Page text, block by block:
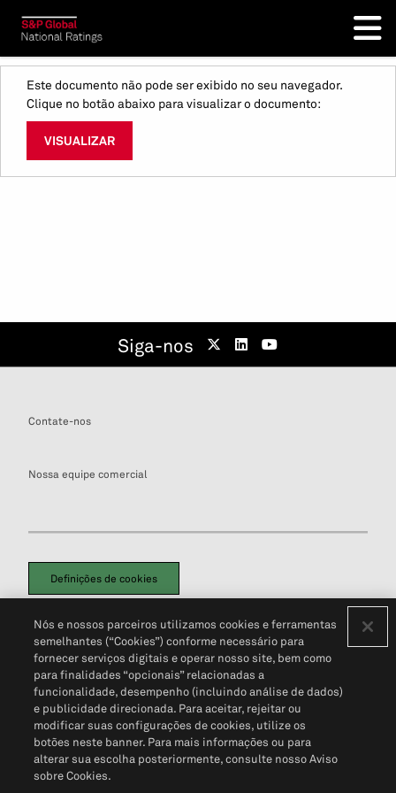
Este documento não pode ser exibido no seu navegador.
Clique no botão abaixo para visualizar o documento:
VISUALIZAR
Siga-nos
Contate-nos
Nossa equipe comercial
Definições de cookies
Política de PrivacidadePortal de privacidade do cliente (em inglês)
Não Venda Minhas Informações Pessoais© 2026 S&P Global
Nós e nossos parceiros utilizamos cookies e ferramentas
semelhantes (“Cookies”) conforme necessário para
fornecer serviços digitais e operar nosso site, bem como
para finalidades “opcionais” relacionadas a
funcionalidade, desempenho (incluindo análise de dados)
e publicidade direcionada. Para aceitar, rejeitar ou
modificar suas configurações de cookies, utilize os
botões neste banner. Para mais informações ou para
alterar sua escolha posteriormente, consulte nosso Aviso
sobre Cookies.